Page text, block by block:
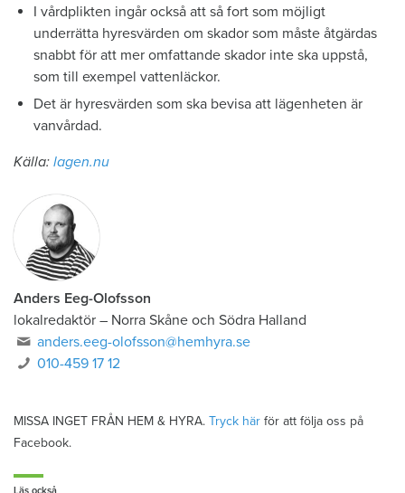
I vårdplikten ingår också att så fort som möjligt
underrätta hyresvärden om skador som måste åtgärdas
snabbt för att mer omfattande skador inte ska uppstå,
som till exempel vattenläckor.
Det är hyresvärden som ska bevisa att lägenheten är
vanvårdad.
Källa: lagen.nu
Anders Eeg-Olofsson
lokalredaktör – Norra Skåne och Södra Halland
anders.eeg-olofsson@hemhyra.se
010-459 17 12
MISSA INGET FRÅN HEM & HYRA. Tryck här för att följa oss på
Facebook.